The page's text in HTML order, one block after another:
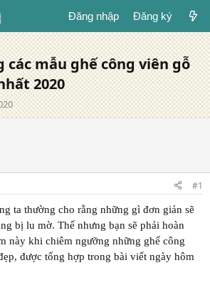
Đăng nhập Đăng ký
mẫu ghế công viên gỗ
2020
#1
ta thường cho rằng những gì đơn giản sẽ
bị lu mờ. Thế nhưng bạn sẽ phải hoàn
này khi chiêm ngưỡng những ghế công
được tổng hợp trong bài viết ngày hôm